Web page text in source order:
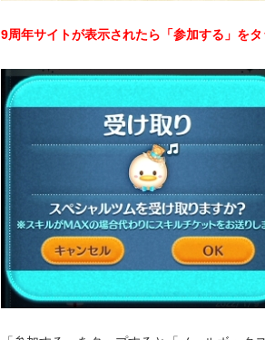
9周年サイトが表示されたら「参加する」をタ